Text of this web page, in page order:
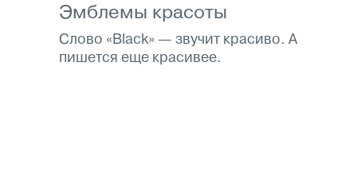
Эмблемы красоты
Слово «Black» — звучит красиво. А
пишется еще красивее.